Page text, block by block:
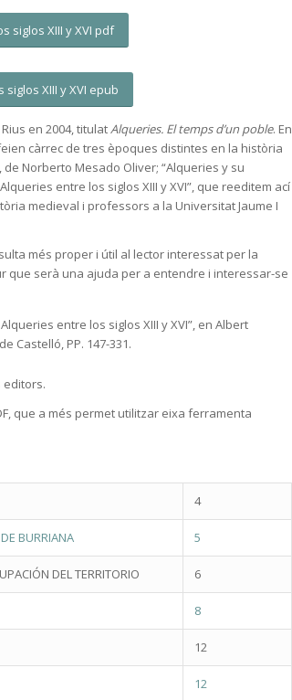
siglos XIII y XVI pdf
XIII y XVI epub
en 2004, titulatAlqueries. El temps d’un poble. En
càrrec de tres èpoques distintes en la història
Norberto Mesado Oliver; “Alqueries y su
entre los siglos XIII y XVI”, que reeditem ací
medieval i professors a la Universitat Jaume I
més proper i útil al lector interessat per la
que serà una ajuda per a entendre i interessar-se
entre los siglos XIII y XVI”, en Albert
Castelló, PP. 147-331.
editors.
que a més permet utilitzar eixa ferramenta
4
BURRIANA 5
DEL TERRITORIO 6
8
12
12